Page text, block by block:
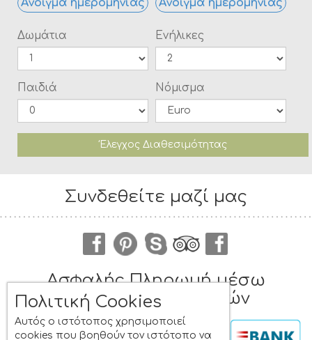
Άνοιγμα ημερομηνίας Άνοιγμα ημερομηνίας
Δωμάτια Ενήλικες
Παιδιά Νόμισμα
Έλεγχος Διαθεσιμότητας
Συνδεθείτε μαζί μας
Ασφαλής Πληρωμή μέσω
πολλαπλών επιλογών
Πολιτική Cookies
Αυτός ο ιστότοπος χρησιμοποιεί
cookies που βοηθούν τον ιστότοπο να